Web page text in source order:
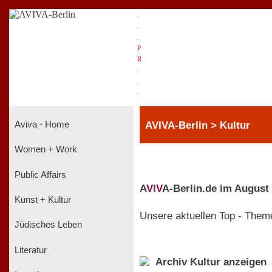
P
R
Aviva - Home
Women + Work
Public Affairs
Kunst + Kultur
Jüdisches Leben
Literatur
AVIVA-Berlin > Kultur
AVIVA-Berlin.de im August
Unsere aktuellen Top -
Archiv Kultur anzeigen